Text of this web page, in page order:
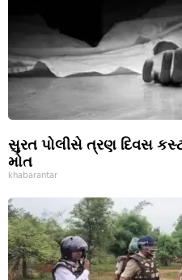
સુરત પોલીસે ત્રણ દિવસ
મોત
khabarantar